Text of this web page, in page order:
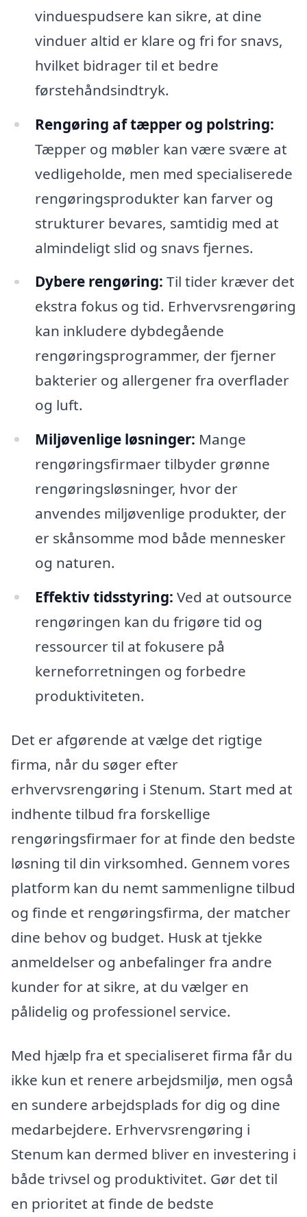
vinduespudsere kan sikre, at dine
vinduer altid er klare og fri for snavs,
hvilket bidrager til et bedre
førstehåndsindtryk.
Rengøring af tæpper og polstring:
Tæpper og møbler kan være svære at
vedligeholde, men med specialiserede
rengøringsprodukter kan farver og
strukturer bevares, samtidig med at
almindeligt slid og snavs fjernes.
Dybere rengøring: Til tider kræver det
ekstra fokus og tid. Erhvervsrengøring
kan inkludere dybdegående
rengøringsprogrammer, der fjerner
bakterier og allergener fra overflader
og luft.
Miljøvenlige løsninger: Mange
rengøringsfirmaer tilbyder grønne
rengøringsløsninger, hvor der
anvendes miljøvenlige produkter, der
er skånsomme mod både mennesker
og naturen.
Effektiv tidsstyring: Ved at outsource
rengøringen kan du frigøre tid og
ressourcer til at fokusere på
kerneforretningen og forbedre
produktiviteten.
Det er afgørende at vælge det rigtige
firma, når du søger efter
erhvervsrengøring i Stenum. Start med at
indhente tilbud fra forskellige
rengøringsfirmaer for at finde den bedste
løsning til din virksomhed. Gennem vores
platform kan du nemt sammenligne tilbud
og finde et rengøringsfirma, der matcher
dine behov og budget. Husk at tjekke
anmeldelser og anbefalinger fra andre
kunder for at sikre, at du vælger en
pålidelig og professionel service.
Med hjælp fra et specialiseret firma får du
ikke kun et renere arbejdsmiljø, men også
en sundere arbejdsplads for dig og dine
medarbejdere. Erhvervsrengøring i
Stenum kan dermed bliver en investering i
både trivsel og produktivitet. Gør det til
en prioritet at finde de bedste